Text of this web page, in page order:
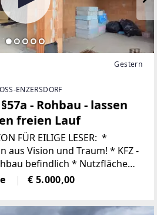
Gestern
ENZERSDORF
- Rohbau - lassen
freien Lauf
FÜR EILIGE LESER: *
Vision und Traum! * KFZ -
* Nutzfläche
Geschoßebestehend im
274 m² Werkstatt,
€ 5.000,00